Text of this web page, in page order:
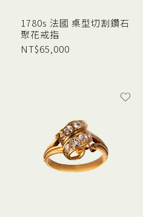
1780s 法國 桌型切割鑽石
聚花戒指
NT$65,000